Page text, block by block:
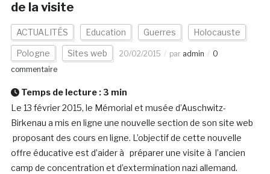
de la visite
ACTUALITÉS Education Guerres Holocauste
Pologne Sites web 20/02/2015 par admin
0
commentaire
Temps de lecture : 3 min
Le 13 février 2015, le Mémorial et musée d’Auschwitz-
Birkenau a mis en ligne une nouvelle section de son site web
proposant des cours en ligne. L’objectif de cette nouvelle
offre éducative est d’aider à préparer une visite à l’ancien
camp de concentration et d’extermination nazi allemand.